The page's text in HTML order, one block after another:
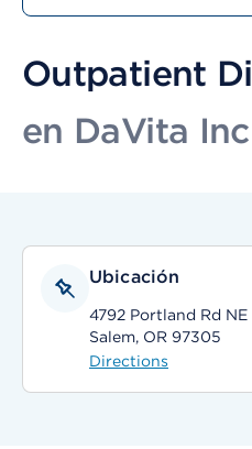
Outpatient
en DaVita
Ubicación
4792 Portland Rd NE
Salem, OR 97305
Directions